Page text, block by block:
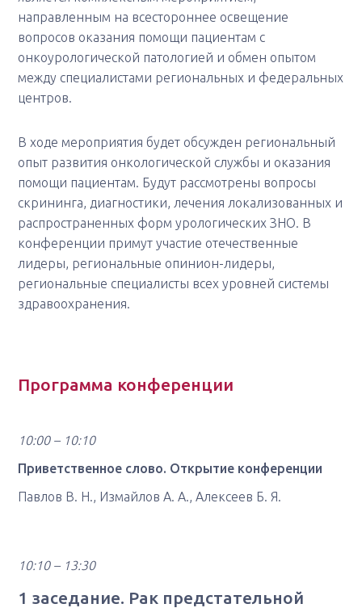
направленным на всестороннее освещение
вопросов оказания помощи пациентам с
онкоурологической патологией и обмен опытом
между специалистами региональных и федеральных
центров.
В ходе мероприятия будет обсужден региональный
опыт развития онкологической службы и оказания
помощи пациентам. Будут рассмотрены вопросы
скрининга, диагностики, лечения локализованных и
распространенных форм урологических ЗНО. В
конференции примут участие отечественные
лидеры, региональные опинион-лидеры,
региональные специалисты всех уровней системы
здравоохранения.
Программа конференции
10:00 – 10:10
Приветственное слово. Открытие конференции
Павлов В. Н., Измайлов А. А., Алексеев Б. Я.
10:10 – 13:30
1 заседание. Рак предстательной